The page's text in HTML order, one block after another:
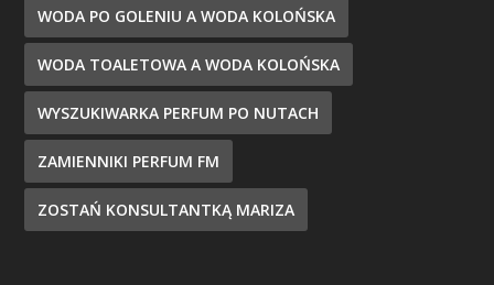
WODA PO GOLENIU A WODA KOLOŃSKA
WODA TOALETOWA A WODA KOLOŃSKA
WYSZUKIWARKA PERFUM PO NUTACH
ZAMIENNIKI PERFUM FM
ZOSTAŃ KONSULTANTKĄ MARIZA